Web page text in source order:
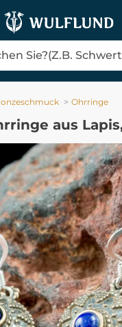
Ohrringe
aus